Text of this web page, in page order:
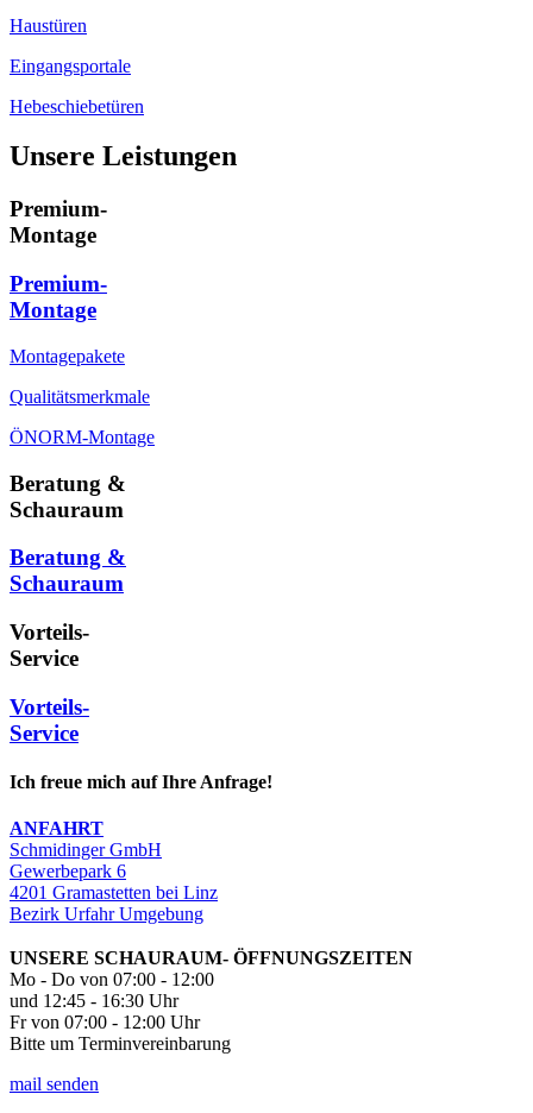
Haustüren
Eingangsportale
Hebeschiebetüren
Unsere Leistungen
Premium-
Montage
Premium-
Montage
Montagepakete
Qualitätsmerkmale
ÖNORM-Montage
Beratung &
Schauraum
Beratung &
Schauraum
Vorteils-
Service
Vorteils-
Service
Ich freue mich auf Ihre Anfrage!
ANFAHRT
Schmidinger GmbH
Gewerbepark 6
4201 Gramastetten bei Linz
Bezirk Urfahr Umgebung
UNSERE SCHAURAUM- ÖFFNUNGSZEITEN
Mo - Do von 07:00 - 12:00
und 12:45 - 16:30 Uhr
Fr von 07:00 - 12:00 Uhr
Bitte um Terminvereinbarung
mail senden